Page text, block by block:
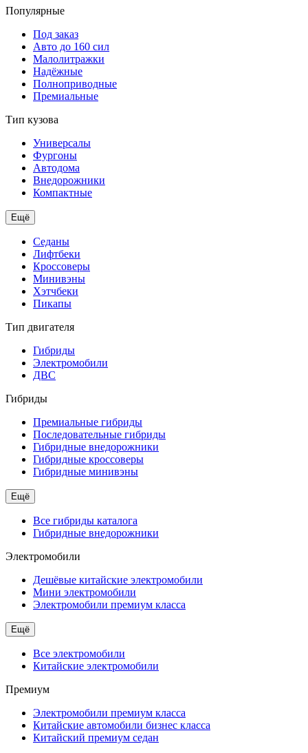
Популярные
Под заказ
Авто до 160 сил
Малолитражки
Надёжные
Полноприводные
Премиальные
Тип кузова
Универсалы
Фургоны
Автодома
Внедорожники
Компактные
Ещё
Седаны
Лифтбеки
Кроссоверы
Минивэны
Хэтчбеки
Пикапы
Тип двигателя
Гибриды
Электромобили
ДВС
Гибриды
Премиальные гибриды
Последовательные гибриды
Гибридные внедорожники
Гибридные кроссоверы
Гибридные минивэны
Ещё
Все гибриды каталога
Гибридные внедорожники
Электромобили
Дешёвые китайские электромобили
Мини электромобили
Электромобили премиум класса
Ещё
Все электромобили
Китайские электромобили
Премиум
Электромобили премиум класса
Китайские автомобили бизнес класса
Китайский премиум седан